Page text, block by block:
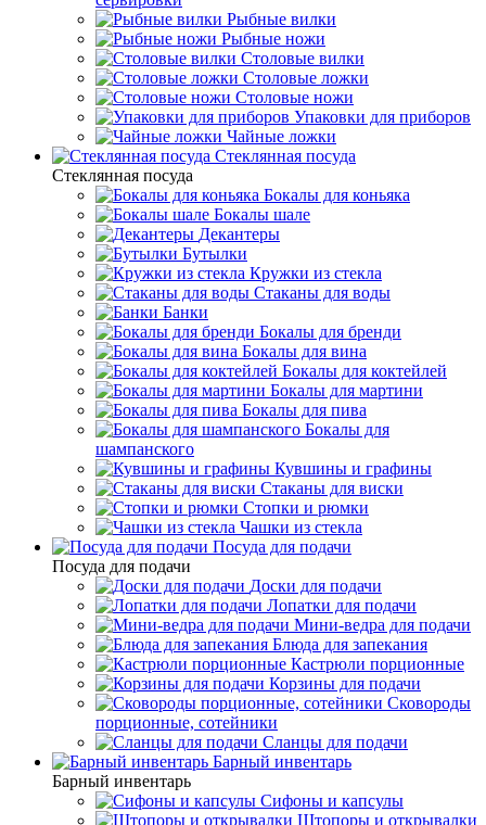
Рыбные вилки
Рыбные ножи
Столовые вилки
Столовые ложки
Столовые ножи
Упаковки для приборов
Чайные ложки
Стеклянная посуда
Стеклянная посуда
Бокалы для коньяка
Бокалы шале
Декантеры
Бутылки
Кружки из стекла
Стаканы для воды
Банки
Бокалы для бренди
Бокалы для вина
Бокалы для коктейлей
Бокалы для мартини
Бокалы для пива
Бокалы для
шампанского
Кувшины и графины
Стаканы для виски
Стопки и рюмки
Чашки из стекла
Посуда для подачи
Посуда для подачи
Доски для подачи
Лопатки для подачи
Мини-ведра для подачи
Блюда для запекания
Кастрюли порционные
Корзины для подачи
Сковороды
порционные, сотейники
Сланцы для подачи
Барный инвентарь
Барный инвентарь
Сифоны и капсулы
Штопоры и открывалки